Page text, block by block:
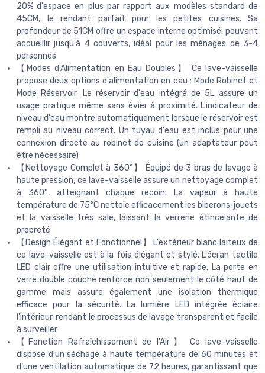
20% d'espace en plus par rapport aux modèles standard de
45CM, le rendant parfait pour les petites cuisines. Sa
profondeur de 51CM offre un espace interne optimisé, pouvant
accueillir jusqu'à 4 couverts, idéal pour les ménages de 3-4
personnes
【Modes d'Alimentation en Eau Doubles】 Ce lave-vaisselle
propose deux options d'alimentation en eau : Mode Robinet et
Mode Réservoir. Le réservoir d'eau intégré de 5L assure un
usage pratique même sans évier à proximité. L'indicateur de
niveau d'eau montre automatiquement lorsque le réservoir est
rempli au niveau correct. Un tuyau d'eau est inclus pour une
connexion directe au robinet de cuisine (un adaptateur peut
être nécessaire)
【Nettoyage Complet à 360°】 Équipé de 3 bras de lavage à
haute pression, ce lave-vaisselle assure un nettoyage complet
à 360°, atteignant chaque recoin. La vapeur à haute
température de 75°C nettoie efficacement les biberons, jouets
et la vaisselle très sale, laissant la verrerie étincelante de
propreté
【Design Élégant et Fonctionnel】 L'extérieur blanc laiteux de
ce lave-vaisselle est à la fois élégant et stylé. L'écran tactile
LED clair offre une utilisation intuitive et rapide. La porte en
verre double couche renforce non seulement le côté haut de
gamme mais assure également une isolation thermique
efficace pour la sécurité. La lumière LED intégrée éclaire
l'intérieur, rendant le processus de lavage transparent et facile
à surveiller
【Fonction Rafraîchissement de l'Air】 Ce lave-vaisselle
dispose d'un séchage à haute température de 60 minutes et
d'une ventilation automatique de 72 heures, garantissant que